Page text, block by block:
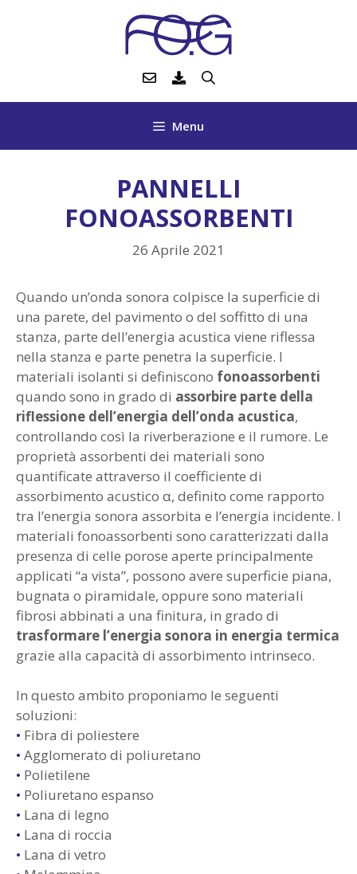
Menu
PANNELLI
FONOASSORBENTI
26 Aprile 2021
Quando un’onda sonora colpisce la superficie di
una parete, del pavimento o del soffitto di una
stanza, parte dell’energia acustica viene riflessa
nella stanza e parte penetra la superficie. I
materiali isolanti si definiscono fonoassorbenti
quando sono in grado di assorbire parte della
riflessione dell’energia dell’onda acustica,
controllando così la riverberazione e il rumore. Le
proprietà assorbenti dei materiali sono
quantificate attraverso il coefficiente di
assorbimento acustico α, definito come rapporto
tra l’energia sonora assorbita e l’energia incidente. I
materiali fonoassorbenti sono caratterizzati dalla
presenza di celle porose aperte principalmente
applicati “a vista”, possono avere superficie piana,
bugnata o piramidale, oppure sono materiali
fibrosi abbinati a una finitura, in grado di
trasformare l’energia sonora in energia termica
grazie alla capacità di assorbimento intrinseco.
In questo ambito proponiamo le seguenti
soluzioni:
• Fibra di poliestere
• Agglomerato di poliuretano
• Polietilene
• Poliuretano espanso
• Lana di legno
• Lana di roccia
• Lana di vetro